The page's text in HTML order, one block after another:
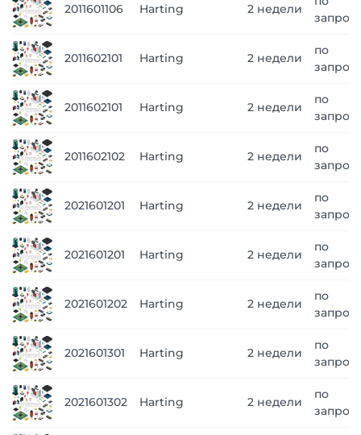
2011601106 Harting 2 недели
2011602101 Harting 2 недели
по
2011602101 Harting 2 недели
по
2011602102 Harting 2 недели
по
2021601201 Harting 2 недели
по
2021601201 Harting 2 недели
по
2021601202 Harting 2 недели
по
2021601301 Harting 2 недели
по
2021601302 Harting 2 недели
по